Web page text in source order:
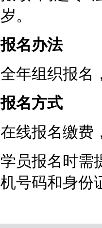
岁。
报名办法
全年组织报名
报名方式
在线报名缴费
学员报名时需
机号码和身份